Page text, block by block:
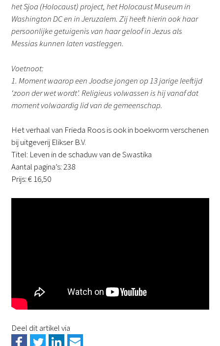
het Sjoa (Holocaust) project, het Holocaust Museum in
Washington DC en in Jeruzalem. Zij heeft hierin ook haar
persoonlijke getuigenis van haar geloof in Jezus als
Messias kunnen laten vastleggen.
Voetnoot:
1. Moment waarop een Joodse jongen op 13 jarige leeftijd
‘zoon der wet wordt’. Religieus volwassen is hij vanaf dat
moment volwaardig lid van de gemeenschap.
Het verhaal van Frieda Roos is ook in boekvorm verschenen
bij uitgeverij Elikser B.V.
Titel: Leven in de schaduw van de Swastika
Aantal pagina’s: 238
Prijs: € 16,50
Deel dit artikel via